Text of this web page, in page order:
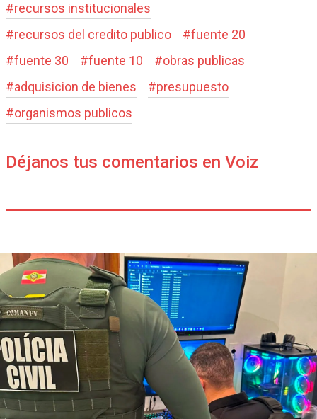
#recursos institucionales
#recursos del credito publico #fuente 20
#fuente 30 #fuente 10 #obras publicas
#adquisicion de bienes #presupuesto
#organismos publicos
Déjanos tus comentarios en Voiz